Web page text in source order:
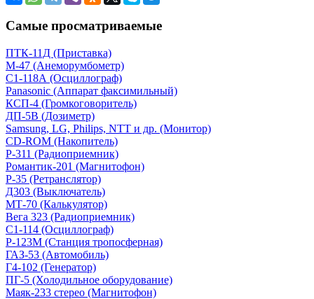
Самые просматриваемые
ПТК-11Д (Приставка)
М-47 (Анеморумбометр)
С1-118А (Осциллограф)
Panasonic (Аппарат факсимильный)
КСП-4 (Громкоговоритель)
ДП-5В (Дозиметр)
Samsung, LG, Philips, NTT и др. (Монитор)
CD-ROM (Накопитель)
Р-311 (Радиоприемник)
Романтик-201 (Магнитофон)
Р-35 (Ретранслятор)
Д303 (Выключатель)
МТ-70 (Калькулятор)
Вега 323 (Радиоприемник)
С1-114 (Осциллограф)
Р-123М (Станция тропосферная)
ГАЗ-53 (Автомобиль)
Г4-102 (Генератор)
ПГ-5 (Холодильное оборудование)
Маяк-233 стерео (Магнитофон)